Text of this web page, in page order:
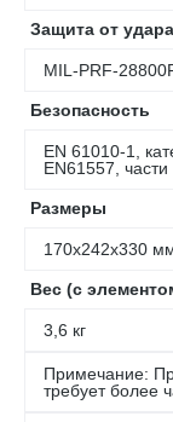
Защита от
MIL-PRF-
Безопасность
EN 61010-1,
EN61557, части
Размеры
170х242х330
Вес (с
3,6 кг
Примечание:
требует более